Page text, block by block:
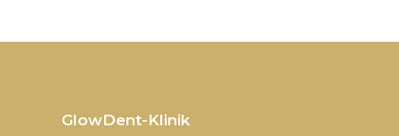
GlowDent-Klinik